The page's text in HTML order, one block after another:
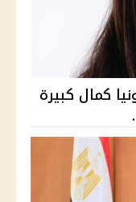
كمال كبيرة